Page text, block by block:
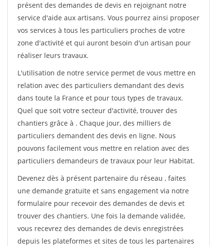
présent des demandes de devis en rejoignant notre
service d'aide aux artisans. Vous pourrez ainsi proposer
vos services à tous les particuliers proches de votre
zone d'activité et qui auront besoin d'un artisan pour
réaliser leurs travaux.
L'utilisation de notre service permet de vous mettre en
relation avec des particuliers demandant des devis
dans toute la France et pour tous types de travaux.
Quel que soit votre secteur d'activité, trouver des
chantiers grâce à . Chaque jour, des milliers de
particuliers demandent des devis en ligne. Nous
pouvons facilement vous mettre en relation avec des
particuliers demandeurs de travaux pour leur Habitat.
Devenez dès à présent partenaire du réseau , faites
une demande gratuite et sans engagement via notre
formulaire pour recevoir des demandes de devis et
trouver des chantiers. Une fois la demande validée,
vous recevrez des demandes de devis enregistrées
depuis les plateformes et sites de tous les partenaires